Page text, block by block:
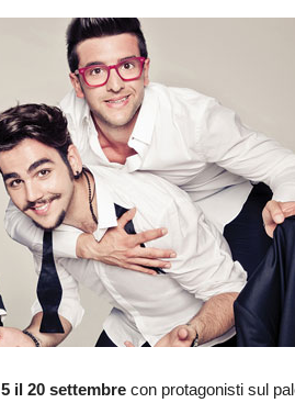
il 20 settembre con protagonisti sul